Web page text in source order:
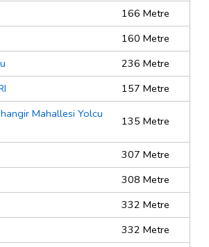
166 Metre
160 Metre
236 Metre
157 Metre
Mahallesi Yolcu
135 Metre
307 Metre
308 Metre
332 Metre
332 Metre